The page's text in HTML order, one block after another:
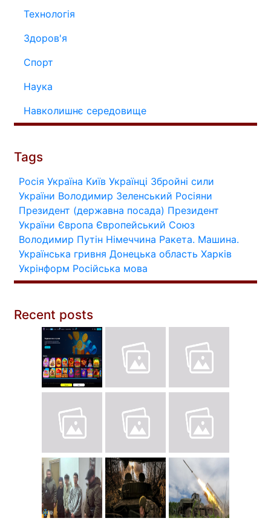
Технологія
Здоров'я
Спорт
Наука
Навколишнє середовище
Tags
Росія Україна Київ Українці Збройні сили
України Володимир Зеленський Росіяни
Президент (державна посада) Президент
України Європа Європейський Союз
Володимир Путін Німеччина Ракета. Машина.
Українська гривня Донецька область Харків
Укрінформ Російська мова
Recent posts